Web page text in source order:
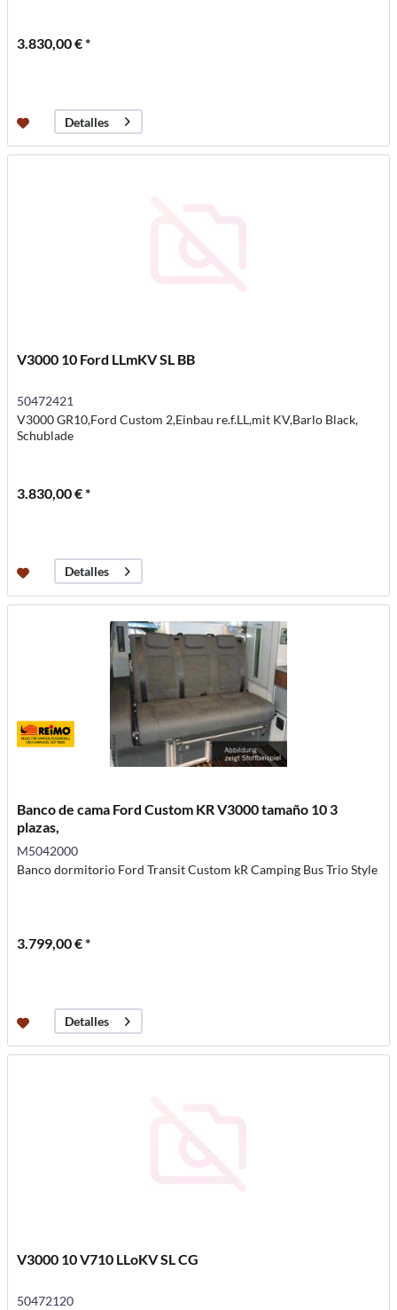
3.830,00 € *
Detalles
V3000 10 Ford LLmKV SL BB
50472421
V3000 GR10,Ford Custom 2,Einbau re.f.LL,mit KV,Barlo Black,
Schublade
3.830,00 € *
Detalles
Banco de cama Ford Custom KR V3000 tamaño 10 3
plazas,
M5042000
Banco dormitorio Ford Transit Custom kR Camping Bus Trio Style
3.799,00 € *
Detalles
V3000 10 V710 LLoKV SL CG
50472120